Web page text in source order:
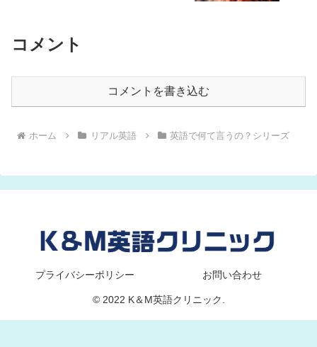
コメント
コメントを書き込む
ホーム リアル英語 英語で何て言うの？シリーズ
プライバシーポリシー お問い合わせ
© 2022 K＆M英語クリニック.